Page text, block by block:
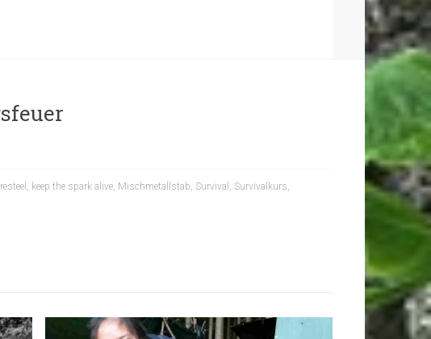
, keep the spark alive, Mischmetallstab, Survival , Survivalkurs,